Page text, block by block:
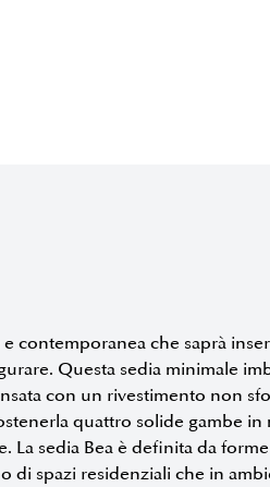
e contemporanea che saprà
Questa sedia minimale
con un rivestimento non
quattro solide gambe
La sedia Bea è definita da
di spazi residenziali che in